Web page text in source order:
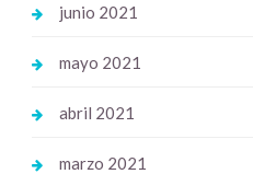
junio 2021
mayo 2021
abril 2021
marzo 2021